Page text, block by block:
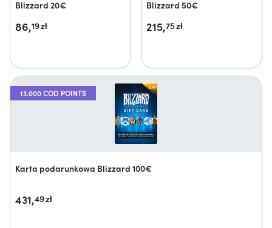
Blizzard 20€
86,19zł
Blizzard 50€
215,75zł
13.000 COD POINTS
Karta podarunkowa Blizzard 100€
431,49zł